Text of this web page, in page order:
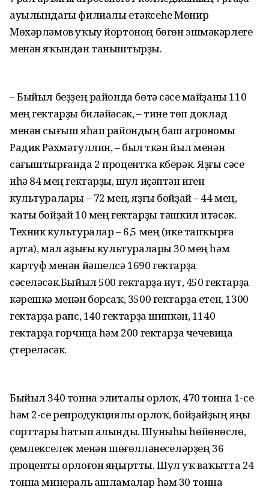
ауылындағы филиалы етәксеһе Мөнир
Мөхәрләмов уҡыу йортоноң бөгөн эшмәкәрлеге
менән яҡындан таныштырҙы.
– Быйыл беҙҙең районда бөтә сәсеү майҙаны 110
мең гектарҙы биләйәсәк, – тине төп доклад
менән сығыш яһап райондың баш агрономы
Радик Рәхмәтуллин, – был үткән йыл менән
сағыштырғанда 2 процентҡа күберәк. Яҙғы сәсеү
иһә 84 мең гектарҙы, шул иҫәптән иген
культуралары – 72 мең, яҙғы бойҙай – 44 мең,
ҡаты бойҙай 10 мең гектарҙы тәшкил итәсәк.
Техник культуралар – 6,5 мең (ике тапҡырға
арта), мал аҙығы культуралары 30 мең һәм
картуф менән йәшелсә 1690 гектарҙа
сәселәсәк.Быйыл 500 гектарҙа нут, 450 гектарҙа
кәрешкә менән борсаҡ, 3500 гектарҙа етен, 1300
гектарҙа рапс, 140 гектарҙа шипкән, 1140
гектарҙа горчица һәм 200 гектарҙа чечевица
үҫтереләсәк.
Быйыл 340 тонна элиталы орлоҡ, 470 тонна 1-се
һәм 2-се репродукциялы орлоҡ, бойҙайҙың яңы
сорттары һатып алынды. Шуныһы һөйөнөслө,
үҫемлекселек менән шөғөлләнеүселәрҙең 36
проценты орлоғон яңыртты. Шул уҡ ваҡытта 24
тонна минераль ашламалар һәм 30 тонна